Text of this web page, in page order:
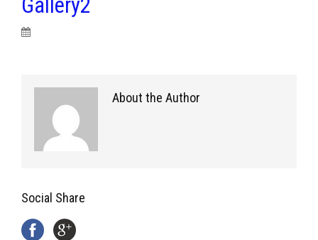
Gallery2
About the Author
Social Share